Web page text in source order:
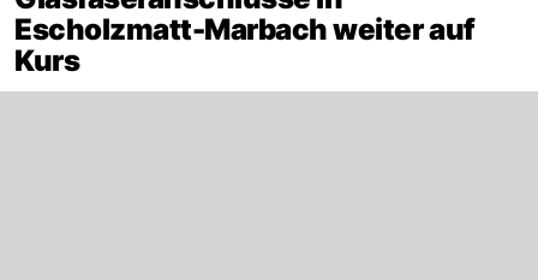
Escholzmatt-Marbach weiter auf
Kurs